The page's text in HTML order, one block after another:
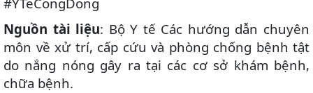
Nguồn tài liệu: Bộ Y tế Các hướng dẫn chuyên
môn về xử trí, cấp cứu và phòng chống bệnh tật
do nắng nóng gây ra tại các cơ sở khám bệnh,
chữa bệnh.